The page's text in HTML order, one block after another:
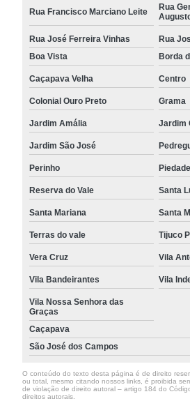
Rua Francisco Marciano Leite
Rua
Rua José Ferreira Vinhas
Rua
Boa Vista
Borda
Caçapava Velha Centro
Colonial Ouro Preto Grama
Jardim Amália Jardim
Jardim São José
Perinho Piedade
Reserva do Vale Santa
Santa Mariana Santa
Terras do vale Tijuco
Vera Cruz Vila
Vila Bandeirantes Vila
Vila Nossa Senhora das
Graças
Caçapava
São José dos Campos
O conteúdo do texto desta página é de direito
ou total, mesmo citando nossos links, é proibida
de violação de direito autoral – artigo 184 do
direitos autorais